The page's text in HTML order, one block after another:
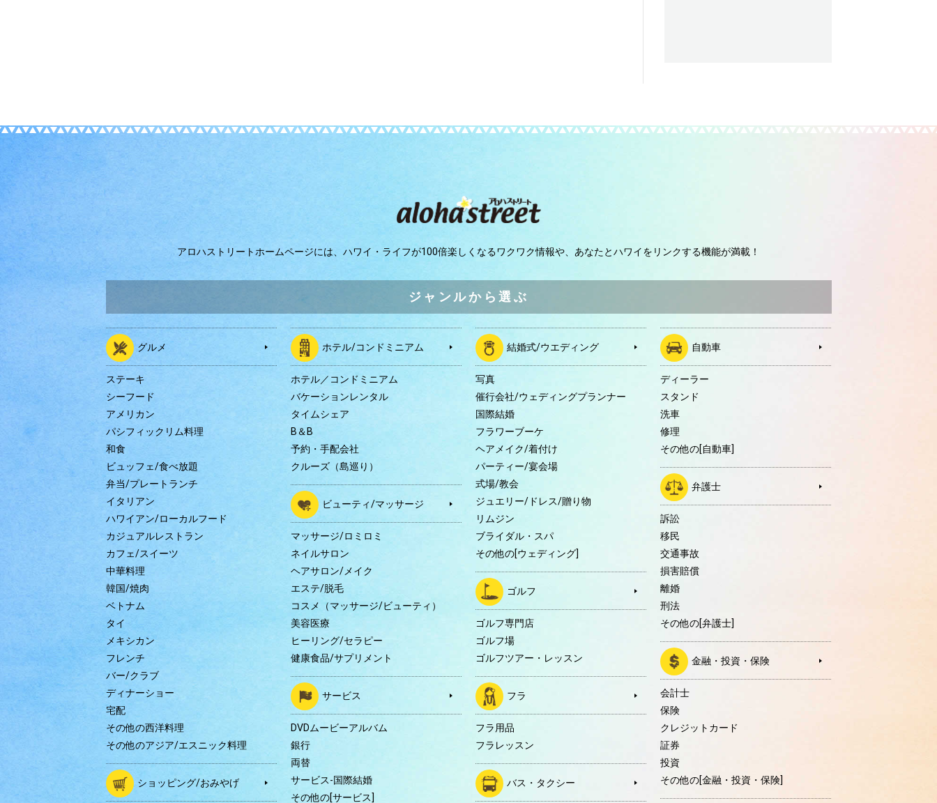
アロハストリートホームページには、 ハワイ・ライフが100倍楽しくなるワクワク情報や、 あなたとハワイをリンクする機能が満載！
ジャンルから選ぶ
グルメ
ステーキ
シーフード
アメリカン
パシフィックリム料理
和食
ビュッフェ/食べ放題
弁当/プレートランチ
イタリアン
ハワイアン/ローカルフード
カジュアルレストラン
カフェ/スイーツ
中華料理
韓国/焼肉
ベトナム
タイ
メキシカン
フレンチ
バー/クラブ
ディナーショー
宅配
その他の西洋料理
その他のアジア/エスニック料理
ショッピング/おみやげ
ホテル/コンドミニアム
ホテル／コンドミニアム
バケーションレンタル
タイムシェア
B＆B
予約・手配会社
クルーズ（島巡り）
ビューティ/マッサージ
マッサージ/ロミロミ
ネイルサロン
ヘアサロン/メイク
エステ/脱毛
コスメ（マッサージ/ビューティ）
美容医療
ヒーリング/セラピー
健康食品/サプリメント
サービス
DVDムービーアルバム
銀行
両替
サービス-国際結婚
その他の[サービス]
結婚式/ウエディング
写真
催行会社/ウェディングプランナー
国際結婚
フラワーブーケ
ヘアメイク/着付け
パーティー/宴会場
式場/教会
ジュエリー/ドレス/贈り物
リムジン
ブライダル・スパ
その他の[ウェディング]
ゴルフ
ゴルフ専門店
ゴルフ場
ゴルフツアー・レッスン
フラ
フラ用品
フラレッスン
バス・タクシー
自動車
ディーラー
スタンド
洗車
修理
その他の[自動車]
弁護士
訴訟
移民
交通事故
損害賠償
離婚
刑法
その他の[弁護士]
金融・投資・保険
会計士
保険
クレジットカード
証券
投資
その他の[金融・投資・保険]